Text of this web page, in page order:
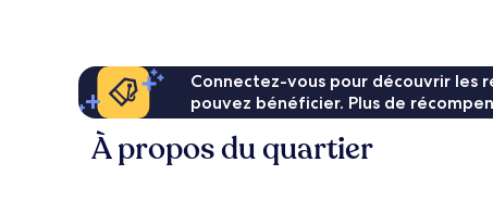
Connectez-vous pour découvrir les
pouvez bénéficier. Plus de
À propos du quartier